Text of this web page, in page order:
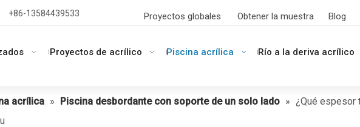
+86-13584439533 Proyectos globales Obtener la muestra Blog
Proyectos de acrílico Piscina acrílica Río a la deriva acrílico
acrílica » Piscina desbordante con soporte de un solo lado » ¿Qué espesor